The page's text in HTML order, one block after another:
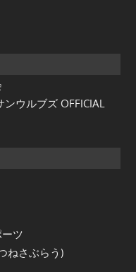
ウルブズ OFFICIAL
ツ
ねさぶらう)